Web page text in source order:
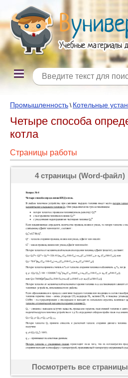
Промышленность \ Котельные
Четыре способа
котла
Страницы работы
4 страницы (Word-файл)
Посмотреть все страницы